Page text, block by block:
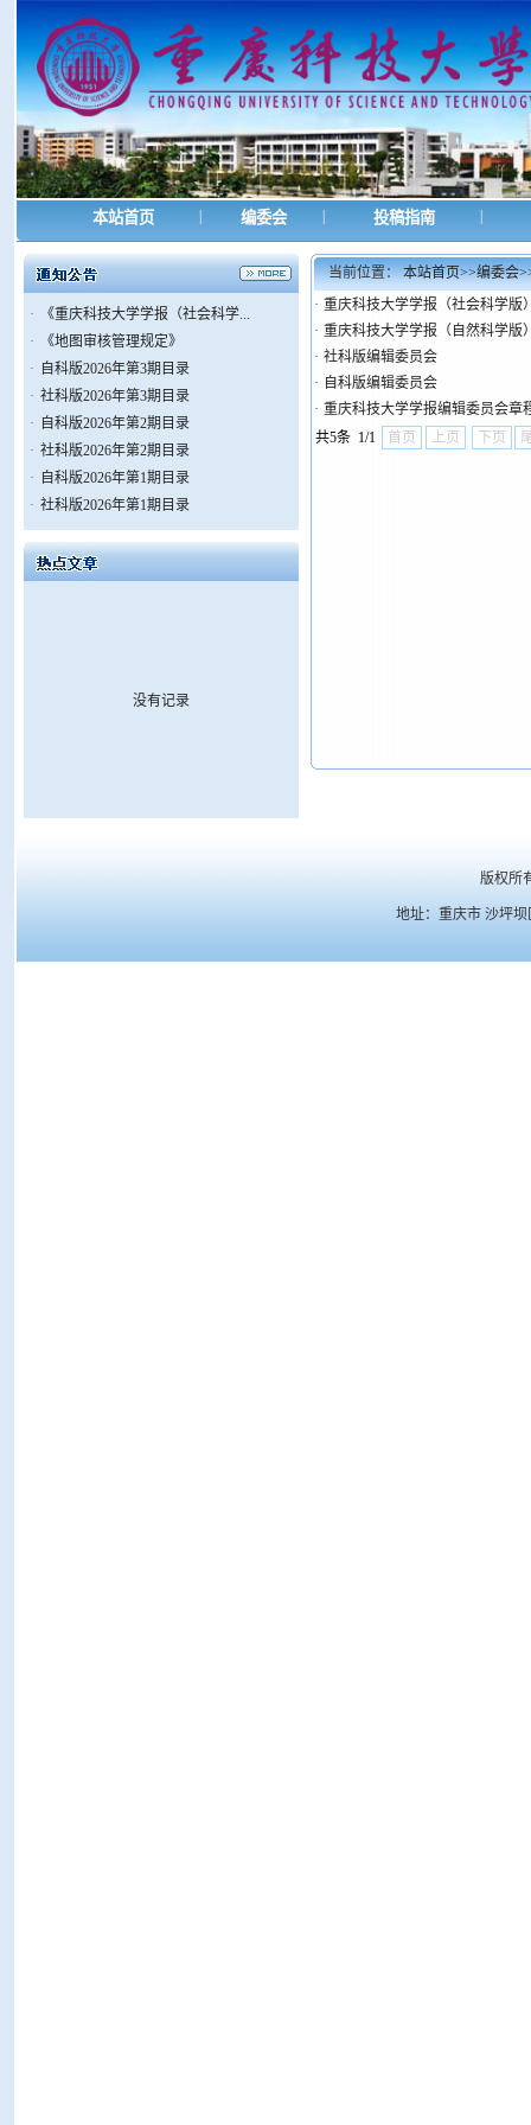
本站首页 编委会 投稿指南
·
《重庆科技大学学报（社会科学...
·
《地图审核管理规定》
· 自科版2026年第3期目录
· 社科版2026年第3期目录
· 自科版2026年第2期目录
· 社科版2026年第2期目录
· 自科版2026年第1期目录
· 社科版2026年第1期目录
没有记录
当前位置：本站首页>>编委会
· 重庆科技大学学报（社会科学版
· 重庆科技大学学报（自然科学版
· 社科版编辑委员会
· 自科版编辑委员会
· 重庆科技大学学报编辑委员会章
共5条 1/1
首页 上页 下页
版权所
地址：重庆市 沙坪